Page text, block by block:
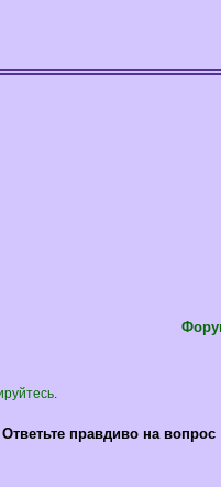
.
Ответьте правдиво на вопрос